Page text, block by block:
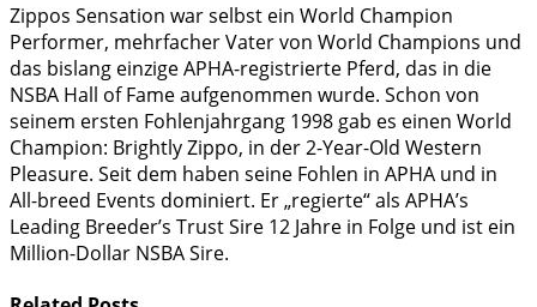
Zippos Sensation war selbst ein World Champion
Performer, mehrfacher Vater von World Champions und
das bislang einzige APHA-registrierte Pferd, das in die
NSBA Hall of Fame aufgenommen wurde. Schon von
seinem ersten Fohlenjahrgang 1998 gab es einen World
Champion: Brightly Zippo, in der 2-Year-Old Western
Pleasure. Seit dem haben seine Fohlen in APHA und in
All-breed Events dominiert. Er „regierte“ als APHA’s
Leading Breeder’s Trust Sire 12 Jahre in Folge und ist ein
Million-Dollar NSBA Sire.